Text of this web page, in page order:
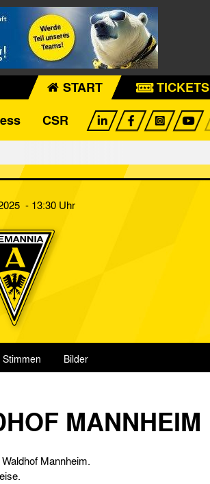
START TICKETS
CSR
- 13:30 Uhr
Stimmen Bilder
MANNHEIM
Mannheim.